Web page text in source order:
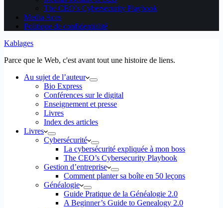
The CEO’s Cybersecurity Playbook
Media Aces
Politique de confidentialité
Kablages
Parce que le Web, c'est avant tout une histoire de liens.
Au sujet de l’auteur
Bio Express
Conférences sur le digital
Enseignement et presse
Livres
Index des articles
Livres
Cybersécurité
La cybersécurité expliquée à mon boss
The CEO’s Cybersecurity Playbook
Gestion d’entreprise
Comment planter sa boîte en 50 leçons
Généalogie
Guide Pratique de la Généalogie 2.0
A Beginner’s Guide to Genealogy 2.0